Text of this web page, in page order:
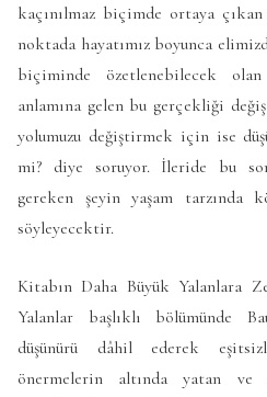
kaçınılmaz biçimde ortaya
noktada hayatımız boyunca
biçiminde özetlenebilecek
anlamına gelen bu gerçekliği
yolumuzu değiştirmek için ise
mi? diye soruyor. İleride bu
gereken şeyin yaşam tarzında
söyleyecektir.
Kitabın Daha Büyük Yalanlara
Yalanlar başlıklı bölümünde
düşünürü dâhil ederek
önermelerin altında yatan ve